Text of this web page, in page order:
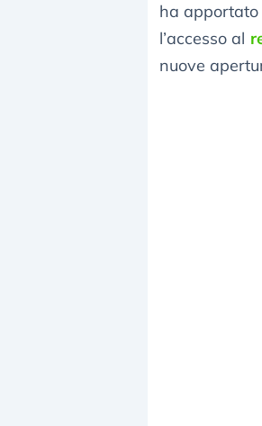
ha apportato
l’accesso al
nuove